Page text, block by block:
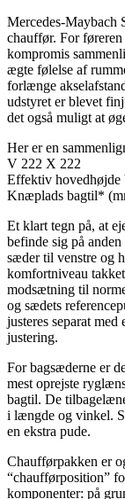
Mercedes-Maybach
chauffør. For
kompromis
ægte følelse af
forlænge
udstyret er blevet
det også muligt at
Her er en
V 222 X 222
Effektiv
Knæplads bagtil*
Et klart tegn på, at
befinde sig på
sæder til venstre og
komfortniveau
modsætning til
og sædets
justeres separat
justering.
For bagsæderne er
mest oprejste
bagtil. De
i længde og vinkel.
en ekstra pude.
Chaufførpakken er
“chaufførposition”
komponenter: på